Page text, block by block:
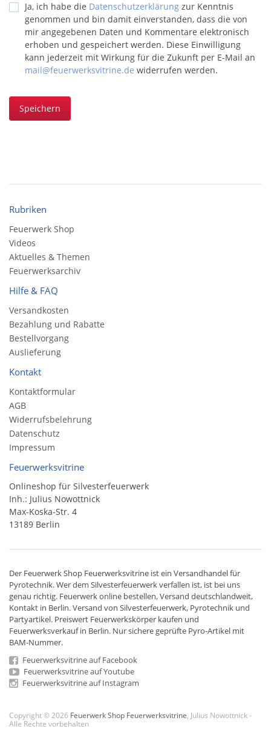
Ja, ich habe die Datenschutzerklärung zur Kenntnis
genommen und bin damit einverstanden, dass die von
mir angegebenen Daten und Kommentare elektronisch
erhoben und gespeichert werden. Diese Einwilligung
kann jederzeit mit Wirkung für die Zukunft per E-Mail an
mail@feuerwerksvitrine.de widerrufen werden.
Speichern
Rubriken
Feuerwerk Shop
Videos
Aktuelles & Themen
Feuerwerksarchiv
Hilfe & FAQ
Versandkosten
Bezahlung und Rabatte
Bestellvorgang
Auslieferung
Kontakt
Kontaktformular
AGB
Widerrufsbelehrung
Datenschutz
Impressum
Feuerwerksvitrine
Onlineshop für Silvesterfeuerwerk
Inh.: Julius Nowottnick
Max-Koska-Str. 4
13189 Berlin
Der Feuerwerk Shop Feuerwerksvitrine ist ein Versandhandelfür
Pyrotechnik. Wer dem Silvesterfeuerwerk verfallen ist, ist bei uns
genau richtig. Feuerwerk online bestellen,Versand deutschlandweit,
Kontakt in Berlin. Versand von Silvesterfeuerwerk, Pyrotechnik und
Partyartikel. Preiswert Feuerwerkskörper kaufen und
Feuerwerksverkauf in Berlin. Nur sichere geprüfte Pyro-Artikel mit
BAM-Nummer.
Feuerwerksvitrine auf Facebook
Feuerwerksvitrine auf Youtube
Feuerwerksvitrine auf Instagram
Copyright © 2026 Feuerwerk Shop Feuerwerksvitrine , Julius Nowottnick -
Alle Rechte vorbehalten